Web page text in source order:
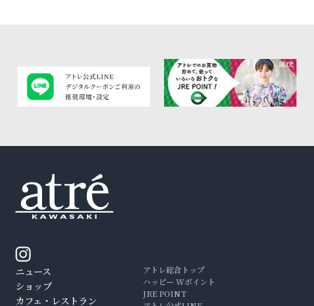
ニュース
ショップ
カフェ・レストラン
アトレ総合トップ
ハッピー Wポイント
JRE POINT